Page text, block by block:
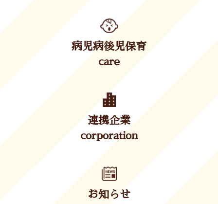
病児病後児保育
care
連携企業
corporation
お知らせ